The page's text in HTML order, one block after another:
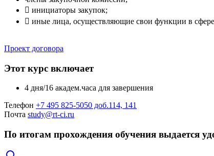
 инициаторы закупок;
 иные лица, осуществляющие свои функции в сфере
Проект договора
Этот курс включает
4 дня/16 академ.часа для завершения
Телефон +7 495 825-5050 доб.114, 141
Почта study@rt-ci.ru
По итогам прохождения обучения выдается